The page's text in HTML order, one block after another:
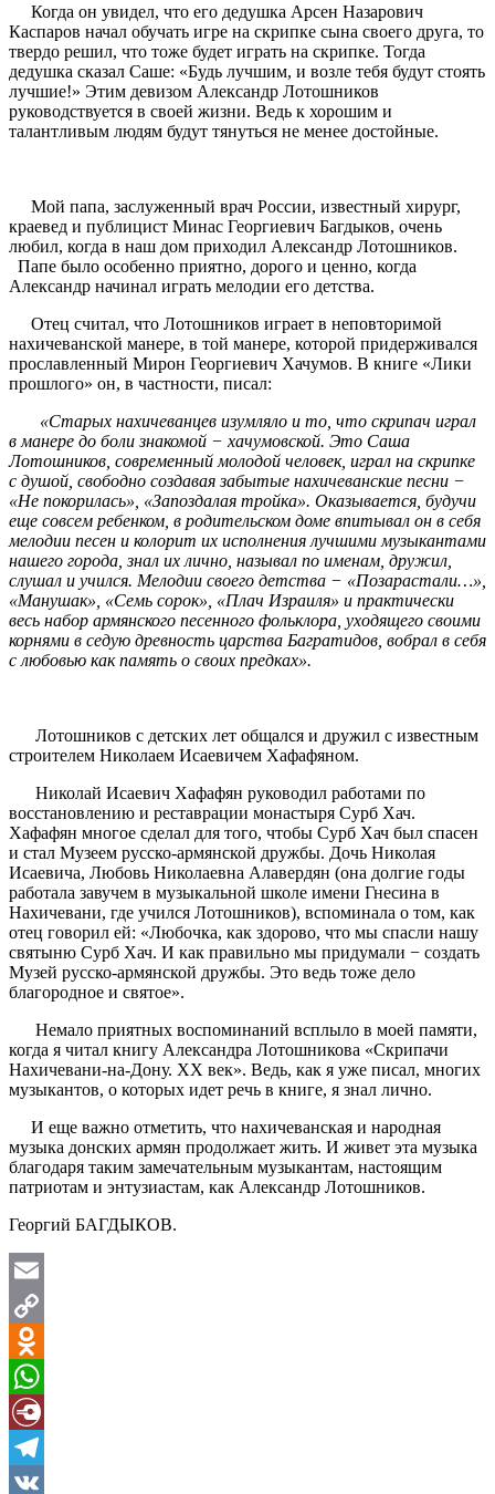
Когда он увидел, что его дедушка Арсен Назарович
Каспаров начал обучать игре на скрипке сына своего друга, то
твердо решил, что тоже будет играть на скрипке. Тогда
дедушка сказал Саше: «Будь лучшим, и возле тебя будут стоять
лучшие!» Этим девизом Александр Лотошников
руководствуется в своей жизни. Ведь к хорошим и
талантливым людям будут тянуться не менее достойные.
Мой папа, заслуженный врач России, известный хирург,
краевед и публицист Минас Георгиевич Багдыков, очень
любил, когда в наш дом приходил Александр Лотошников.
Папе было особенно приятно, дорого и ценно, когда
Александр начинал играть мелодии его детства.
Отец считал, что Лотошников играет в неповторимой
нахичеванской манере, в той манере, которой придерживался
прославленный Мирон Георгиевич Хачумов. В книге «Лики
прошлого» он, в частности, писал:
«Старых нахичеванцев изумляло и то, что скрипач играл
в манере до боли знакомой − хачумовской. Это Саша
Лотошников, современный молодой человек, играл на скрипке
с душой, свободно создавая забытые нахичеванские песни −
«Не покорилась», «Запоздалая тройка». Оказывается, будучи
еще совсем ребенком, в родительском доме впитывал он в себя
мелодии песен и колорит их исполнения лучшими музыкантами
нашего города, знал их лично, называл по именам, дружил,
слушал и учился. Мелодии своего детства − «Позарастали…»,
«Манушак», «Семь сорок», «Плач Израиля» и практически
весь набор армянского песенного фольклора, уходящего своими
корнями в седую древность царства Багратидов, вобрал в себя
с любовью как память о своих предках».
Лотошников с детских лет общался и дружил с известным
строителем Николаем Исаевичем Хафафяном.
Николай Исаевич Хафафян руководил работами по
восстановлению и реставрации монастыря Сурб Хач.
Хафафян многое сделал для того, чтобы Сурб Хач был спасен
и стал Музеем русско-армянской дружбы. Дочь Николая
Исаевича, Любовь Николаевна Алавердян (она долгие годы
работала завучем в музыкальной школе имени Гнесина в
Нахичевани, где учился Лотошников), вспоминала о том, как
отец говорил ей: «Любочка, как здорово, что мы спасли нашу
святыню Сурб Хач. И как правильно мы придумали − создать
Музей русско-армянской дружбы. Это ведь тоже дело
благородное и святое».
Немало приятных воспоминаний всплыло в моей памяти,
когда я читал книгу Александра Лотошникова «Скрипачи
Нахичевани-на-Дону. XX век». Ведь, как я уже писал, многих
музыкантов, о которых идет речь в книге, я знал лично.
И еще важно отметить, что нахичеванская и народная
музыка донских армян продолжает жить. И живет эта музыка
благодаря таким замечательным музыкантам, настоящим
патриотам и энтузиастам, как Александр Лотошников.
Георгий БАГДЫКОВ.
Email
Copy
Link
Odnoklassniki
WhatsApp
Diary.Ru
Telegram